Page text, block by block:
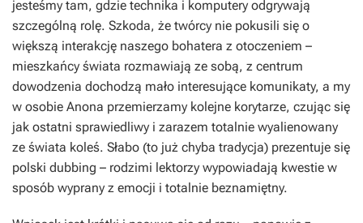
jesteśmy tam, gdzie technika i komputery odgrywają
szczególną rolę. Szkoda, że twórcy nie pokusili się o
większą interakcję naszego bohatera z otoczeniem –
mieszkańcy świata rozmawiają ze sobą, z centrum
dowodzenia dochodzą mało interesujące komunikaty, a my
w osobie Anona przemierzamy kolejne korytarze, czując się
jak ostatni sprawiedliwy i zarazem totalnie wyalienowany
ze świata koleś. Słabo (to już chyba tradycja) prezentuje się
polski dubbing – rodzimi lektorzy wypowiadają kwestie w
sposób wyprany z emocji i totalnie beznamiętny.